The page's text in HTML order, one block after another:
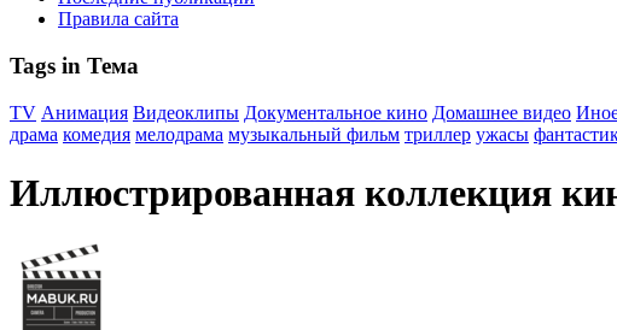
Правила сайта
Tags in Тема
TV Анимация Видеоклипы Документальное кино Домашнее видео
драма комедия мелодрама музыкальный фильм триллер ужасы
Иллюстрированная коллекция